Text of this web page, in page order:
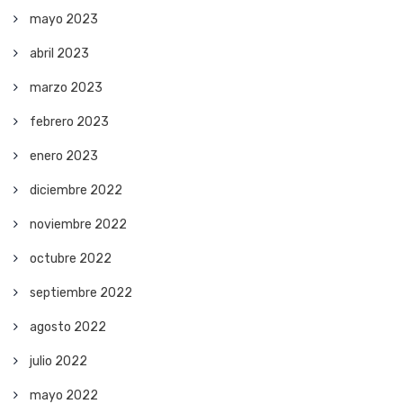
mayo 2023
abril 2023
marzo 2023
febrero 2023
enero 2023
diciembre 2022
noviembre 2022
octubre 2022
septiembre 2022
agosto 2022
julio 2022
mayo 2022